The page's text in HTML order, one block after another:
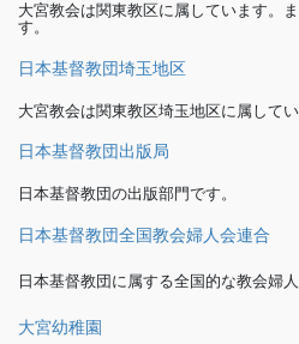
大宮教会は関東教区に属しています。
す。
日本基督教団埼玉地区
大宮教会は関東教区埼玉地区に属してい
日本基督教団出版局
日本基督教団の出版部門です。
日本基督教団全国教会婦人会連合
日本基督教団に属する全国的な教会婦人
大宮幼稚園